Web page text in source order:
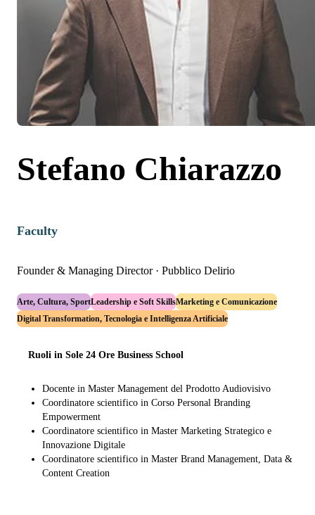
Stefano Chiarazzo
Faculty
Founder & Managing Director · Pubblico Delirio
Arte, Cultura, SportLeadership e Soft SkillsMarketing e Comunicazione
Digital Transformation, Tecnologia e Intelligenza Artificiale
Ruoli in Sole 24 Ore Business School
Docente in Master Management del Prodotto Audiovisivo
Coordinatore scientifico in Corso Personal Branding
Empowerment
Coordinatore scientifico in Master Marketing Strategico e
Innovazione Digitale
Coordinatore scientifico in Master Brand Management, Data &
Content Creation